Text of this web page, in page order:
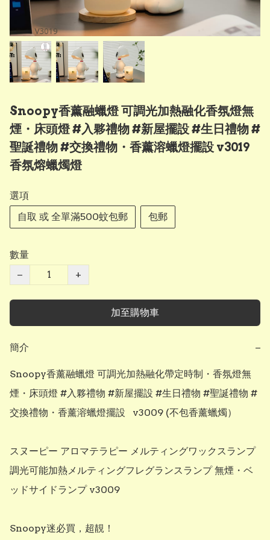
Snoopy香薰融蠟燈 可調光加熱融化香氛燈無
煙・床頭燈 #入夥禮物 #新屋擺設 #生日禮物 #
聖誕禮物 #交換禮物・香薰溶蠟燈擺設 v3019
香氛熔蠟燭燈
選項
自取 或 全單滿500蚊包郵
包郵
數量
−
+
加至購物車
簡介 −
Snoopy香薰融蠟燈 可調光加熱融化帶定時制・香氛燈無
煙・床頭燈 #入夥禮物 #新屋擺設 #生日禮物 #聖誕禮物 #
交換禮物・香薰溶蠟燈擺設   v3009 (不包香薰蠟燭）
スヌーピー アロマテラピー メルティングワックスランプ
調光可能加熱メルティングフレグランスランプ 無煙・ベ
ッドサイドランプ v3009
Snoopy迷必買，超靚！